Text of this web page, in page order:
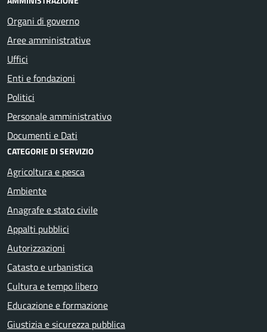
Organi di governo
Aree amministrative
Uffici
Enti e fondazioni
Politici
Personale amministrativo
Documenti e Dati
CATEGORIE DI SERVIZIO
Agricoltura e pesca
Ambiente
Anagrafe e stato civile
Appalti pubblici
Autorizzazioni
Catasto e urbanistica
Cultura e tempo libero
Educazione e formazione
Giustizia e sicurezza pubblica